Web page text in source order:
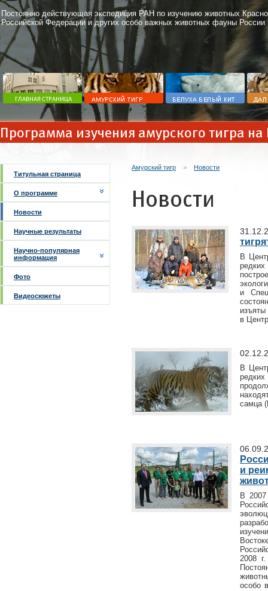
Постоянно действующая экспедиция РАН по изучению животных
Российской Федерации и других особо важных животных фауны России
Программа изучения амурского тигра
Титульная страница
О программе
Новости
Научные результаты
Научно-популярная
информация
Фото
Видеосюжеты
Амурский тигр > Новости
Новости
В
и
в
В
самца
и
В
2008
особо